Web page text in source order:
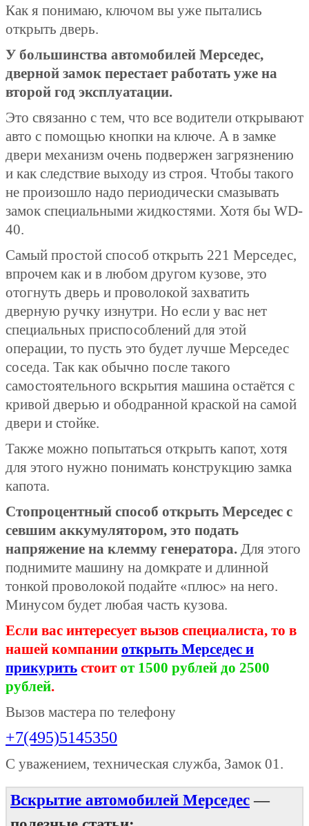
Как я понимаю, ключом вы уже пытались
открыть дверь.
У большинства автомобилей Мерседес,
дверной замок перестает работать уже на
второй год эксплуатации.
Это связанно с тем, что все водители открывают
авто с помощью кнопки на ключе. А в замке
двери механизм очень подвержен загрязнению
и как следствие выходу из строя. Чтобы такого
не произошло надо периодически смазывать
замок специальными жидкостями. Хотя бы WD-
40.
Самый простой способ открыть 221 Мерседес,
впрочем как и в любом другом кузове, это
отогнуть дверь и проволокой захватить
дверную ручку изнутри. Но если у вас нет
специальных приспособлений для этой
операции, то пусть это будет лучше Мерседес
соседа. Так как обычно после такого
самостоятельного вскрытия машина остаётся с
кривой дверью и ободранной краской на самой
двери и стойке.
Также можно попытаться открыть капот, хотя
для этого нужно понимать конструкцию замка
капота.
Стопроцентный способ открыть Мерседес с
севшим аккумулятором, это подать
напряжение на клемму генератора. Для этого
поднимите машину на домкрате и длинной
тонкой проволокой подайте «плюс» на него.
Минусом будет любая часть кузова.
Если вас интересует вызов специалиста, то в
нашей компании открыть Мерседес и
прикурить стоит от 1500 рублей до 2500
рублей.
Вызов мастера по телефону
+7(495)5145350
С уважением, техническая служба, Замок 01.
Вскрытие автомобилей Мерседес—